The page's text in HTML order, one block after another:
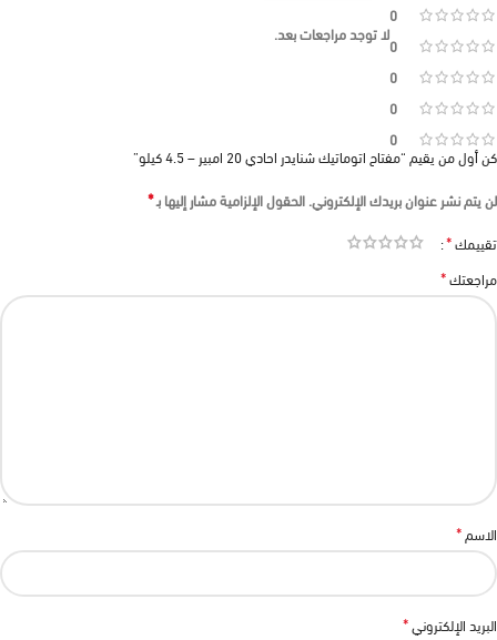
0
0
0
0
0
لا توجد مراجعات بعد.
كن أول من يقيم “مفتاح اتوماتيك شنايدر احادي 20 امبير – 4.5 كيلو”
لن يتم نشر عنوان بريدك الإلكتروني.الحقول الإلزامية مشار إليها بـ*
تقييمك*
مراجعتك*
الاسم*
البريد الإلكتروني*